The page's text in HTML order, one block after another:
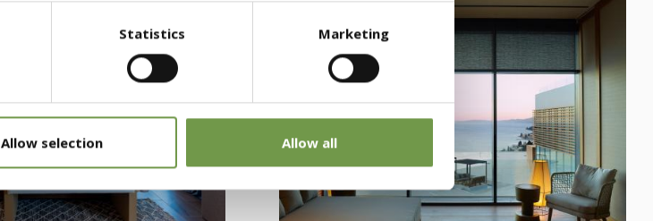
Statistics Marketing
Allow selection Allow all